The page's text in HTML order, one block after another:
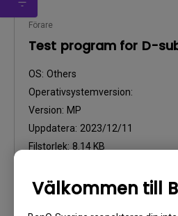
Välkommen till
Förare
Test program for D-
OS: Others
Operativsystemversion:
Version: MP
Uppdatera: 2023/12/11
Filstorlek: 8.14 KB
Ladda ner